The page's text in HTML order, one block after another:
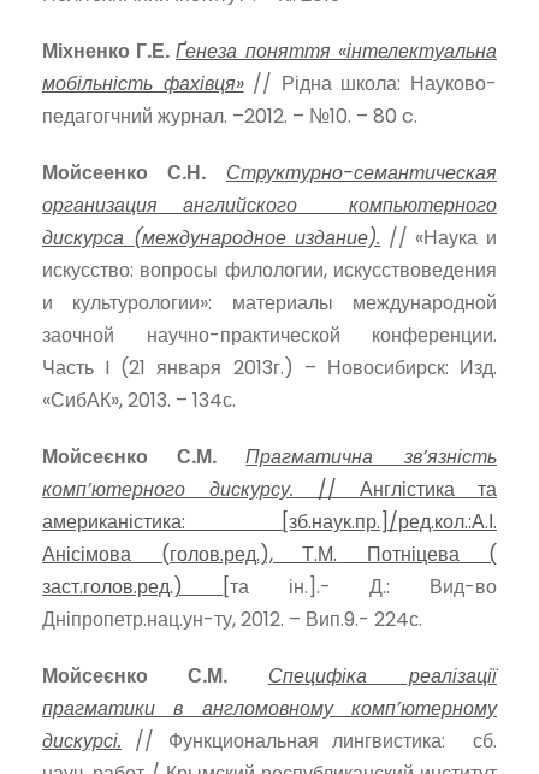
Міхненко Г.Е. Ґенеза поняття «інтелектуальна
мобільність фахівця»// Рідна школа: Науково-
педагогчний журнал. –2012. – №10. – 80 c.
Мойсеенко С.Н.
Структурно-семантическая
организация английского компьютерного
дискурса (международное издание). // «Наука и
искусство: вопросы филологии, искусствоведения
и культурологии»: материалы международной
заочной научно-практической конференции.
Часть I (21 января 2013г.) – Новосибирск: Изд.
«СибАК», 2013. – 134с.
Мойсеєнко С.М.
Прагматична зв’язність
комп’ютерного дискурсу. // Англістика та
американістика: [зб.наук.пр.]/ред.кол.:А.І.
Анісімова (голов.ред.), Т.М. Потніцева (
заст.голов.ред.) [та ін.].- Д.: Вид-во
Дніпропетр.нац.ун-ту, 2012. – Вип.9.- 224с.
Мойсеєнко С.М. Специфіка реалізації
прагматики в англомовному комп’ютерному
дискурсі. // Функциональная лингвистика: сб.